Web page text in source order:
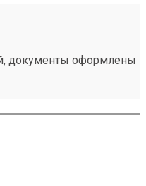
документы оформлены